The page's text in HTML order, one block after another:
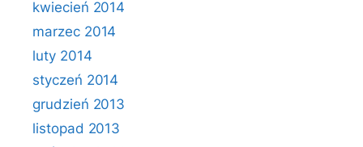
kwiecień 2014
marzec 2014
luty 2014
styczeń 2014
grudzień 2013
listopad 2013